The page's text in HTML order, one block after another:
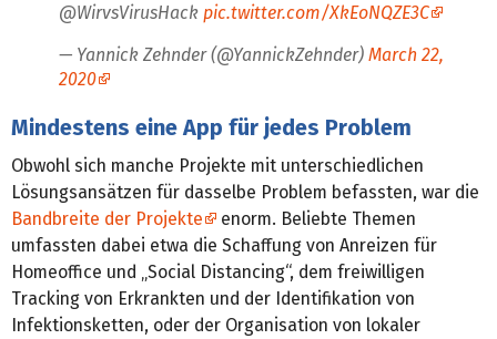
@WirvsVirusHack pic.twitter.com/XkEoNQZE3C
— Yannick Zehnder (@YannickZehnder)March 22,
2020
Mindestens eine App für jedes Problem
Obwohl sich manche Projekte mit unterschiedlichen
Lösungsansätzen für dasselbe Problem befassten, war die
Bandbreite der Projekte
enorm. Beliebte Themen
umfassten dabei etwa die Schaffung von Anreizen für
Homeoffice und „Social Distancing“, dem freiwilligen
Tracking von Erkrankten und der Identifikation von
Infektionsketten, oder der Organisation von lokaler